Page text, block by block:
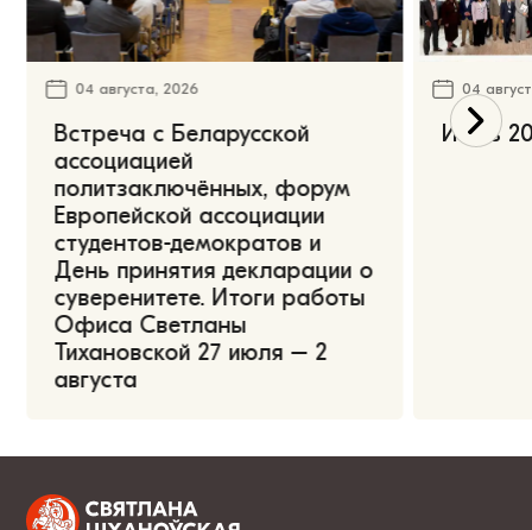
04 августа, 2026
Встреча с Беларусской
ассоциацией
политзаключённых, форум
Европейской ассоциации
студентов-демократов и
День принятия декларации о
суверенитете. Итоги работы
Офиса Светланы
Тихановской 27 июля – 2
августа
04
Июль